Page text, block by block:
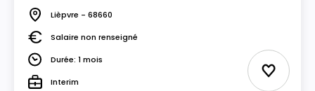
Lieu Lièpvre - 68660
SalaireSalaire non renseigné
DuréeDurée: 1 mois
Interim Ajouter